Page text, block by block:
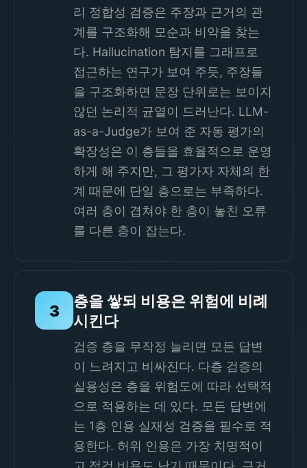
리 정합성 검증은 주장과 근거의 관
계를 구조화해 모순과 비약을 찾는
다. Hallucination 탐지를 그래프로
접근하는 연구가 보여 주듯, 주장들
을 구조화하면 문장 단위로는 보이지
않던 논리적 균열이 드러난다. LLM-
as-a-Judge가 보여 준 자동 평가의
확장성은 이 층들을 효율적으로 운영
하게 해 주지만, 그 평가자 자체의 한
계 때문에 단일 층으로는 부족하다.
여러 층이 겹쳐야 한 층이 놓친 오류
를 다른 층이 잡는다.
3
층을 쌓되 비용은 위험에 비례
시킨다
검증 층을 무작정 늘리면 모든 답변
이 느려지고 비싸진다. 다층 검증의
실용성은 층을 위험도에 따라 선택적
으로 적용하는 데 있다. 모든 답변에
는 1층 인용 실재성 검증을 필수로 적
용한다. 허위 인용은 가장 치명적이